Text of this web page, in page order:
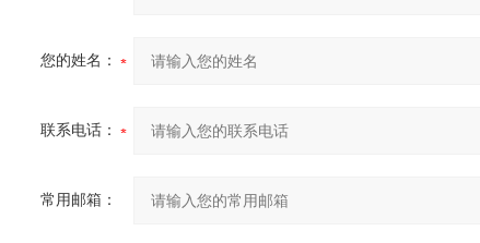
您的姓名：
联系电话：
常用邮箱：